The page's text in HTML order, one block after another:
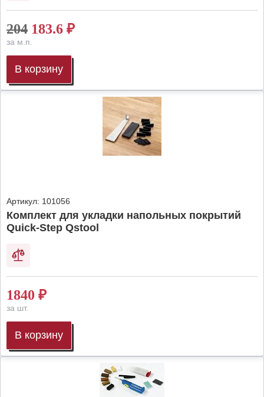
204 183.6 ₽
за м.п.
В корзину
Артикул: 101056
Комплект для укладки напольных покрытий
Quick-Step Qstool
1840 ₽
за шт.
В корзину